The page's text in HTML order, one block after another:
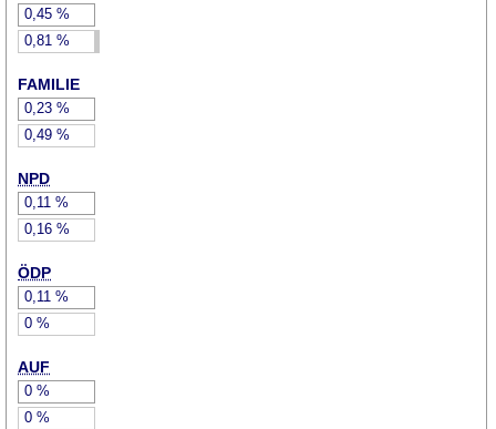
0,45 %
0,81 %
FAMILIE
0,23 %
0,49 %
NPD
0,11 %
0,16 %
ÖDP
0,11 %
0 %
AUF
0 %
0 %